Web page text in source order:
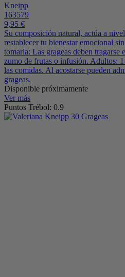
Kneipp
163579
9,95 €
Su composición natural, actúa a
restablecer tu bienestar emocional
tomarla: Las grageas deben tragarse
zumo de frutas o infusión. Adultos:
las comidas. Al acostarse pueden
grageas.
Disponible próximamente
Ver más
Puntos Trébol: 0.9